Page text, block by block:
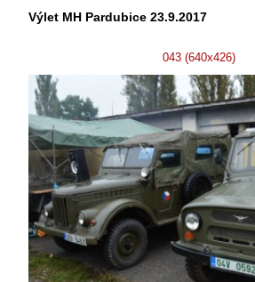
Výlet MH Pardubice 23.9.2017
043 (640x426)